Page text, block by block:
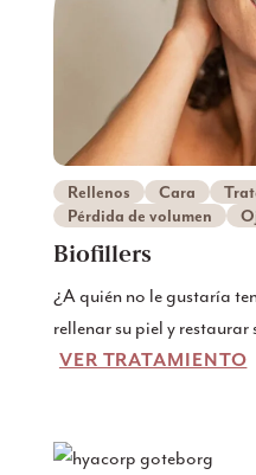
Rellenos Cara
Pérdida de volumen
Biofillers
¿A quién no le gustaría
rellenar su piel y
ofrece el futuro del
luminosidad y el volumen
VER TRATAMIENTO